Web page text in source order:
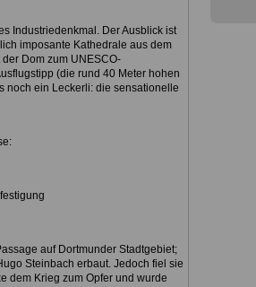
Industriedenkmal. Der Ausblick ist
imposante Kathedrale aus dem
Dom zum UNESCO-
(die rund 40 Meter hohen
noch ein Leckerli: die sensationelle
auf Dortmunder Stadtgebiet;
Steinbach erbaut. Jedoch fiel sie
dem Krieg zum Opfer und wurde